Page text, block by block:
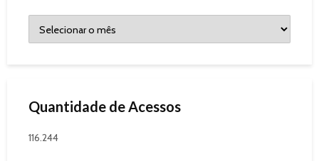
Quantidade de Acessos
116.244